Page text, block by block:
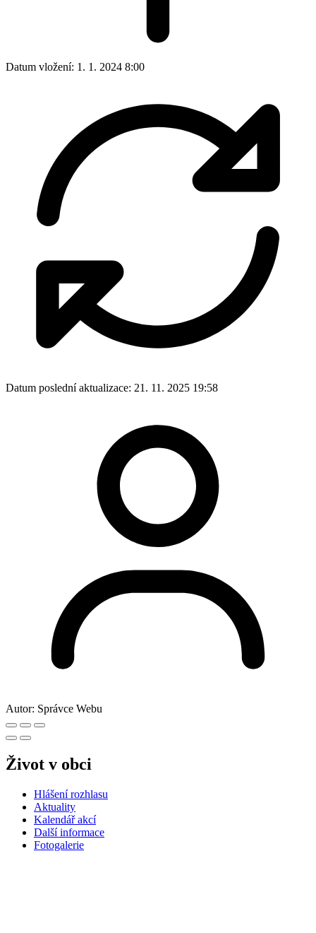
Datum vložení: 1. 1. 2024 8:00
Datum poslední aktualizace: 21. 11. 2025 19:58
Autor: Správce Webu
Život v obci
Hlášení rozhlasu
Aktuality
Kalendář akcí
Další informace
Fotogalerie